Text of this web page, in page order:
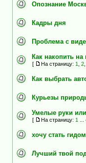
Опознание
Кадры дня
Проблема с
Как накопить на
[ На страницу: 1 2
Как выбрать
Курьезы
Умелые руки
[ На страницу: 1
хочу стать
Лучший твой